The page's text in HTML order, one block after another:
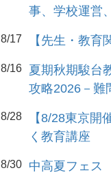
事、学校運営
8/17 【先生・教
8/16
夏期秋期駿台
攻略2026－難
8/28
【8/28東京
く教育講座
8/30 中高夏フェス